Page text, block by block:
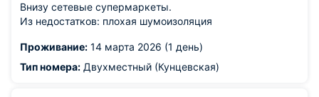
Внизу сетевые супермаркеты.
Из недостатков: плохая шумоизоляция
Проживание: 14 марта 2026 (1 день)
Тип номера: Двухместный (Кунцевская)